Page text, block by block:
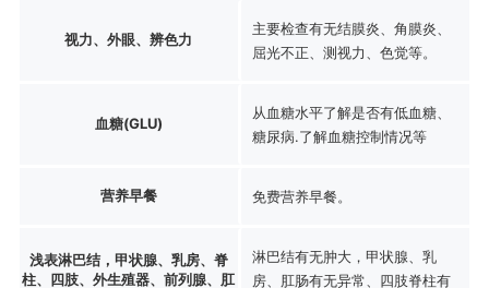
视力、外眼、辨色力
主要检查有无结膜炎、角膜炎、
屈光不正、测视力、色觉等。
血糖(GLU)
从血糖水平了解是否有低血糖、
糖尿病.了解血糖控制情况等
营养早餐 免费营养早餐。
浅表淋巴结，甲状腺、乳房、脊
柱、四肢、外生殖器、前列腺、肛
淋巴结有无肿大，甲状腺、乳
房、肛肠有无异常、四肢脊柱有